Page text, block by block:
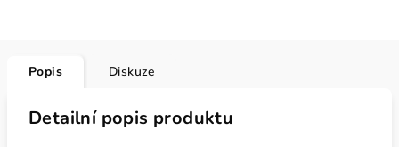
Popis Diskuze
Detailní popis produktu